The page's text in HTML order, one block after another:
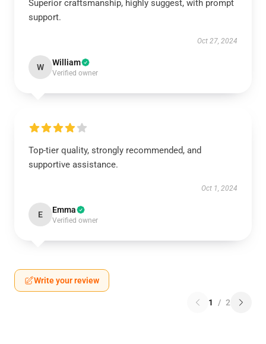
Superior craftsmanship, highly suggest, with prompt
support.
Oct 27, 2024
W William
Verified owner
Top-tier quality, strongly recommended, and
supportive assistance.
Oct 1, 2024
E Emma
Verified owner
Write your review
1 / 2